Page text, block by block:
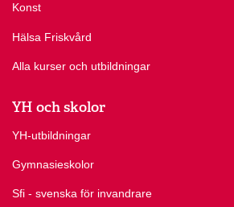
Konst
Hälsa Friskvård
Alla kurser och utbildningar
YH och skolor
YH-utbildningar
Gymnasieskolor
Sfi - svenska för invandrare